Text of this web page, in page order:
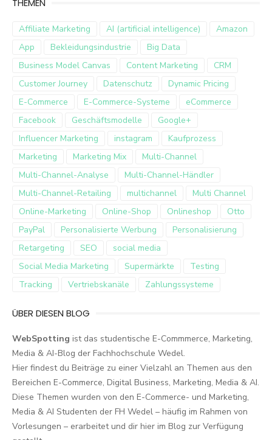
THEMEN
Affiliate Marketing AI (artificial intelligence)
Amazon
App
Bekleidungsindustrie
Big Data
Business Model Canvas
Content Marketing
CRM
Customer Journey
Datenschutz
Dynamic Pricing
E-Commerce
E-Commerce-Systeme
eCommerce
Facebook
Geschäftsmodelle
Google+
Influencer Marketing
instagram
Kaufprozess
Marketing
Marketing Mix
Multi-Channel
Multi-Channel-Analyse
Multi-Channel-Händler
Multi-Channel-Retailing
multichannel
Multi Channel
Online-Marketing
Online-Shop Onlineshop
Otto
PayPal
Personalisierte Werbung
Personalisierung
Retargeting
SEO
social media
Social Media Marketing
Supermärkte
Testing
Tracking
Vertriebskanäle Zahlungssysteme
ÜBER DIESEN BLOG
WebSpotting ist das studentische E-Commmerce, Marketing,
Media & AI-Blog der Fachhochschule Wedel.
Hier findest du Beiträge zu einer Vielzahl an Themen aus den
Bereichen E-Commerce, Digital Business, Marketing, Media & AI.
Diese Themen wurden von den E-Commerce- und Marketing,
Media & AI Studenten der FH Wedel – häufig im Rahmen von
Vorlesungen – erarbeitet und dir hier im Blog zur Verfügung